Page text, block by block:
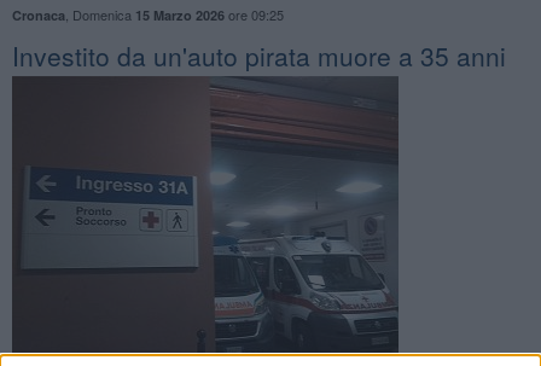
Cronaca Domenica 15 Marzo 2026ore 09:25
Investito da un'auto pirata muore a 35 anni